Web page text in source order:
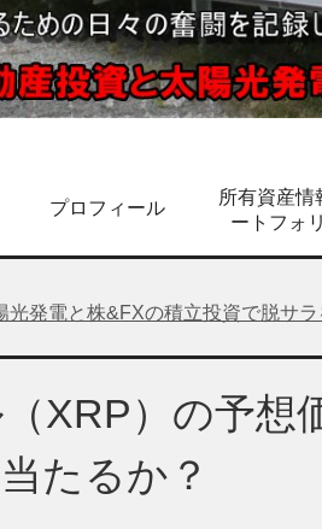
プロフィール
所有資産情
ートフォ
光発電と株&FXの積立投資で脱サ
XRP）の予想
たるか？